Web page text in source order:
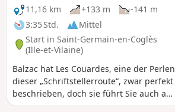
11,16 km
+133 m
-141 m
3:35 Std.
Mittel
Start in Saint-Germain-en-Coglès
(Ille-et-Vilaine)
Balzac hat Les Couardes, eine der Perlen
dieser „Schriftstellerroute“, zwar perfekt
beschrieben, doch sie führt Sie auch auf
die Spuren von Chateaubriand und der